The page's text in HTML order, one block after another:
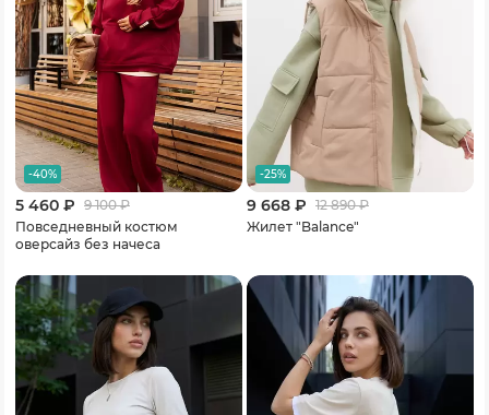
-40%
5 460 ₽ 9 100₽
Повседневный костюм
оверсайз без начеса
-25%
9 668 ₽ 12 890₽
Жилет "Balance"